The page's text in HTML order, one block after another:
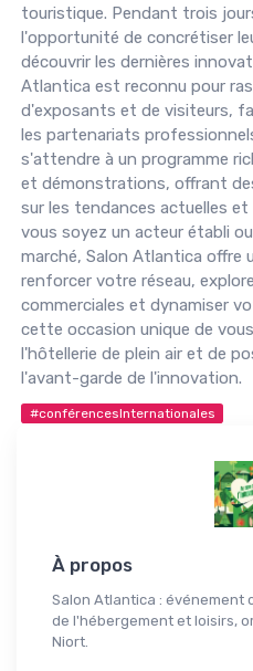
touristique. Pendant trois
l'opportunité de concrétiser
découvrir les dernières
Atlantica est reconnu pour
d'exposants et de visiteurs,
les partenariats
s'attendre à un programme
et démonstrations, offrant
sur les tendances actuelles
vous soyez un acteur établi
marché, Salon Atlantica offre
renforcer votre réseau,
commerciales et dynamiser
cette occasion unique de
l'hôtellerie de plein air et de
l'avant-garde de l'innovation.
#conférencesInternationales
À propos
Salon Atlantica : événement
de l'hébergement et loisirs,
Niort.